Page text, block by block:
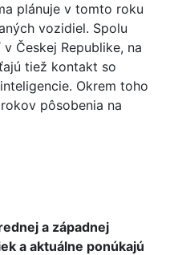
plánuje v tomto roku
vozidiel. Spolu
Českej Republike, na
tiež kontakt so
Okrem toho
pôsobenia na
a západnej
a aktuálne ponúkajú